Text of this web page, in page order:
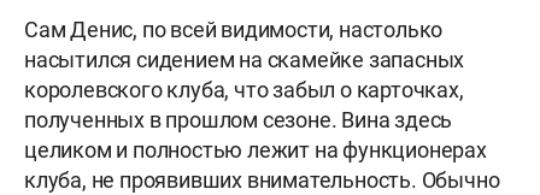
Сам Денис, по всей видимости, настолько
насытился сидением на скамейке запасных
королевского клуба, что забыл о карточках,
полученных в прошлом сезоне. Вина здесь
целиком и полностью лежит на функционерах
клуба, не проявивших внимательность. Обычно